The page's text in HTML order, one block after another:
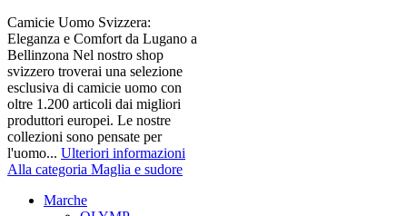
Camicie Uomo Svizzera:
Eleganza e Comfort da Lugano a
Bellinzona Nel nostro shop
svizzero troverai una selezione
esclusiva di camicie uomo con
oltre 1.200 articoli dai migliori
produttori europei. Le nostre
collezioni sono pensate per
l'uomo... Ulteriori informazioni
Alla categoria Maglia e sudore
Marche